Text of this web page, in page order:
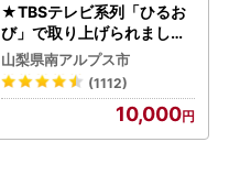
★TBSテレビ系列「ひるお
び」で取り上げられました
！★＜2026年発送先行予
約＞絶品！南アルプス市産
シャインマスカット1.2kg A
LPAA003 | 人気 山梨産 高
評価 ランキング おすすめ |
山梨県南アルプス市
(1112)
10,000